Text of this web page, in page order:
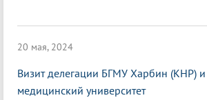
20 мая, 2024
Визит делегации БГМУ Харбин (КНР)
медицинский университет